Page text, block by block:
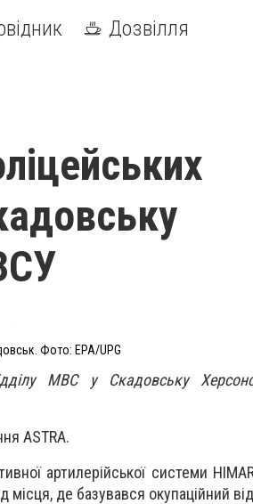
Дозвілля
Фото: EPA/UPG
МВС у Скадовську
ASTRA.
артилерійської системи
місця, де базувався окупаційний